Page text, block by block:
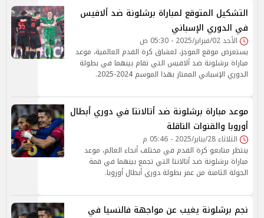
التشكيل المتوقع لمباراة برشلونة ضد ألافيس
في الدوري الإسباني
الأحد 02/فبراير/2025 - 05:30 ص
يستعرض موقع الموجز، لعشاق كرة القدم العالمية، موعد
مباراة برشلونة ضد ألافيس التي تقام بينهما في بطولة
الدوري الإسباني الممتاز بهذا الموسم 2024-2025.
موعد مباراة برشلونة ضد أتالانتا في دوري أبطال
أوروبا والقنوات الناقلة
الثلاثاء 28/يناير/2025 - 05:46 م
ينتظر متابعو كرة القدم في مختلف أنحاء العالم، موعد
مباراة برشلونة ضد أتالانتا التي تجمع بينهما في قمة
الجولة الثامنة من عمر بطولة دوري أبطال أوروبا.
نجم برشلونة يغيب عن مواجهة فالنسيا في